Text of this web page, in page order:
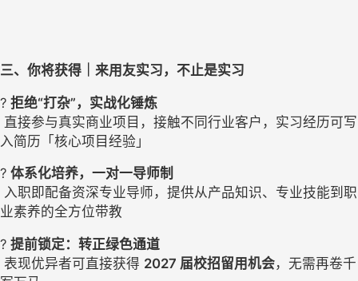
三、你将获得｜来用友实习，不止是实习
? 拒绝“打杂”，实战化锤炼
入简历「核心项目经验」
? 体系化培养，一对一导师制
业素养的全方位带教
? 提前锁定：转正绿色通道
表现优异者可直接获得 2027 届校招留用机会，无需再卷千